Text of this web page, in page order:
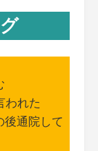
われた
後通院して